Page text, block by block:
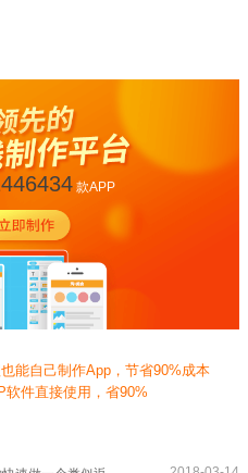
款APP
能自己制作App，节省90%成本
件直接使用，省90%